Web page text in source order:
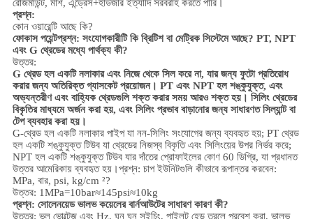
রোজমাউন্ট, মার্শ, এন্ড্রেস+হাউজার ইত্যাদি সরবরাহ করতে পারি।
প্রশ্ন:
কোন ওয়ারেন্টি আছে কি?
ফোকাস পয়েন্টপ্রশ্ন: সংযোগকারীটি কি ব্রিটিশ বা মেট্রিক সিস্টেমে আছে? PT, NPT
এবং G থ্রেডের মধ্যে পার্থক্য কী?
উত্তর:
G থ্রেড হল একটি নলাকার এবং নিজে থেকে সিল করে না, যার জন্য ফুটো প্রতিরোধ
করার জন্য অতিরিক্ত গ্যাসকেট প্রয়োজন। PT এবং NPT হল শঙ্কুযুক্ত, এবং
অভ্যন্তরীণ এবং বাহ্যিক থ্রেডগুলি শক্ত করার সময় আরও শক্ত হয়। সিলিং থ্রেডের
বিকৃতির মাধ্যমে অর্জন করা হয়, এবং সিলিং প্রভাব বাড়ানোর জন্য সাধারণত সিল্যান্ট বা
টেপ ব্যবহার করা হয়।
G-থ্রেড হল একটি নলাকার পাইপ যা নন-সিলিং সংযোগের জন্য ব্যবহৃত হয়; PT থ্রেড
হল একটি শঙ্কুযুক্ত টিউব যা থ্রেডের নিজস্ব বিকৃতি এবং সিলিংয়ের উপর নির্ভর করে;
NPT হল একটি শঙ্কুযুক্ত টিউব যার দাঁতের প্রোফাইলের কোণ 60 ডিগ্রি, যা প্রধানত
উত্তর আমেরিকায় ব্যবহৃত হয়।প্রশ্ন: চাপ ইউনিটগুলি কীভাবে রূপান্তর করবেন:
MPa, বার, psi, kg/cm ²?
উত্তর: 1MPa=10bar≈145psi≈10kg
প্রশ্ন: সোলেনয়েড ভালভ কয়েলের বার্নআউটের সাধারণ কারণ কী?
উত্তর: ভুল ভোল্টেজ এবং Hz, ঘন ঘন সুইচিং, পাইলট হেড তরলে প্রবেশ করা, ভালভ